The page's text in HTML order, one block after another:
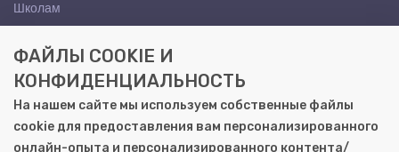
Школам
КОНТАКТЫ
Саратов, ул. Осипова, 10А
+7 (8452) 72-65-65
gemera@moya-kniga.ru
ФАЙЛЫ COOKIE И
КОНФИДЕНЦИАЛЬНОСТЬ
На нашем сайте мы используем собственные файлы
cookie для предоставления вам персонализированного
онлайн-опыта и персонализированного контента/